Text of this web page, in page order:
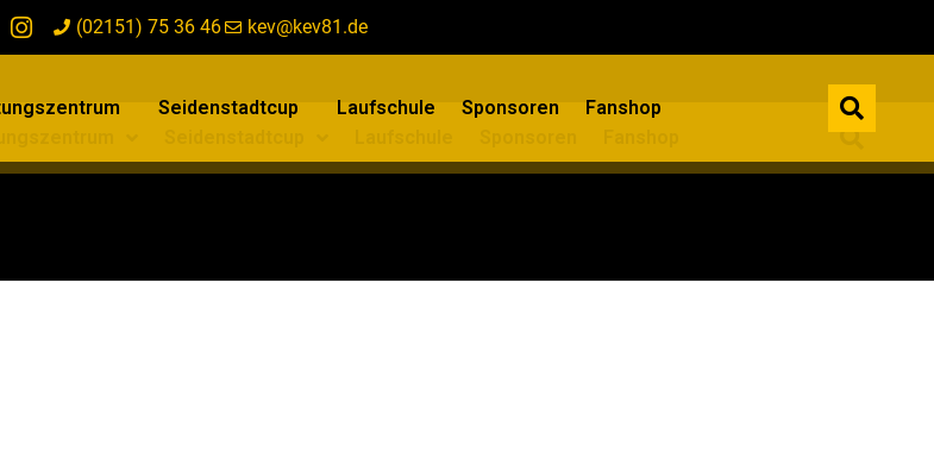
(02151) 75 36 46 kev@kev81.de
Seidenstadtcup Laufschule​ Sponsoren
Fanshop